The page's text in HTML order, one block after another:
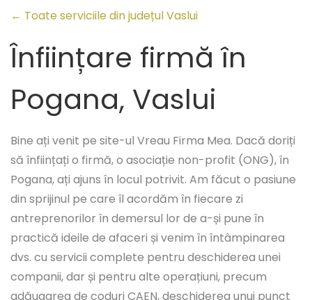
← Toate serviciile din județul Vaslui
Înființare firmă în
Pogana, Vaslui
Bine ați venit pe site-ul Vreau Firma Mea. Dacă doriți
să înființați o firmă, o asociație non-profit (ONG), în
Pogana, ați ajuns în locul potrivit. Am făcut o pasiune
din sprijinul pe care îl acordăm în fiecare zi
antreprenorilor în demersul lor de a-și pune în
practică ideile de afaceri și venim în întâmpinarea
dvs. cu servicii complete pentru deschiderea unei
companii, dar și pentru alte operațiuni, precum
adăugarea de coduri CAEN, deschiderea unui punct